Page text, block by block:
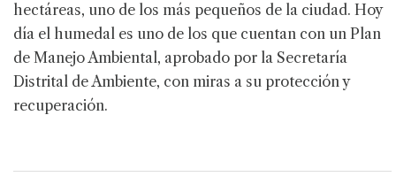
hectáreas, uno de los más pequeños de la ciudad. Hoy
día el humedal es uno de los que cuentan con un Plan
de Manejo Ambiental, aprobado por la Secretaría
Distrital de Ambiente, con miras a su protección y
recuperación.